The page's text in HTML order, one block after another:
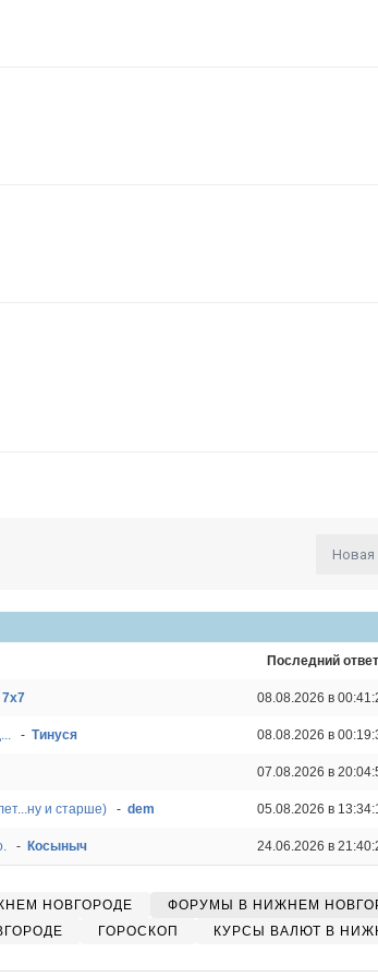
Новая
Последний ответ
7x7 08.08.2026 в
-Тинуся 08.08.2026 в
07.08.2026 в
и старше) -dem 05.08.2026 в
- Косыныч 24.06.2026 в
НОВГОРОДЕ ФОРУМЫ В НИЖНЕМ
ГОРОСКОП КУРСЫ ВАЛЮТ В